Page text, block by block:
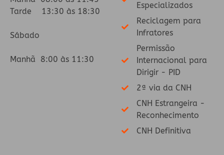
Tarde 13:30 às 18:30
Sábado
Manhã 8:00 às 11:30
Especializados
Reciclagem para
Infratores
Permissão
Internacional para
Dirigir - PID
2ª via da CNH
CNH Estrangeira -
Reconhecimento
CNH Definitiva